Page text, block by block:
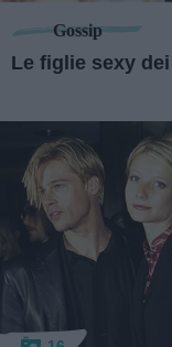
Gossip
Le figlie sexy